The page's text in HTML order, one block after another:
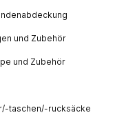
und Zubehör
und Zubehör
taschen/-rucksäcke